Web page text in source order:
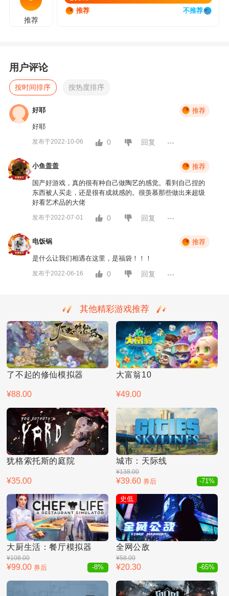
融合：艺术创作与模拟经营相结合，每件作品在游戏中都有自己的
热度，打造最火的展品，吸引更多的游客。 ■ NPC互动：游戏内
赏。
推荐
推荐 不推荐
用户评论
按时间排序 按热度排序
好耶 推荐
好耶
发布于2022-10-06 0 回复
小鱼盖盖 推荐
国产好游戏，真的很有种自己做陶艺的感觉。看到自己捏的
东西被人买走，还是很有成就感的。很羡慕那些做出来超级
好看艺术品的大佬
发布于2022-07-01 0 回复
电饭锅 推荐
是什么让我们相遇在这里，是福袋！！！
发布于2022-06-16 0 回复
其他精彩游戏推荐
了不起的修仙模拟器
¥88.00
大富翁10
¥49.00
犹格索托斯的庭院
¥35.00
城市：天际线
¥138.00
¥39.60 券后 -71%
大厨生活：餐厅模拟器
¥108.00
¥99.00 券后 -8%
史低
全网公敌
¥58.00
¥20.30 -65%